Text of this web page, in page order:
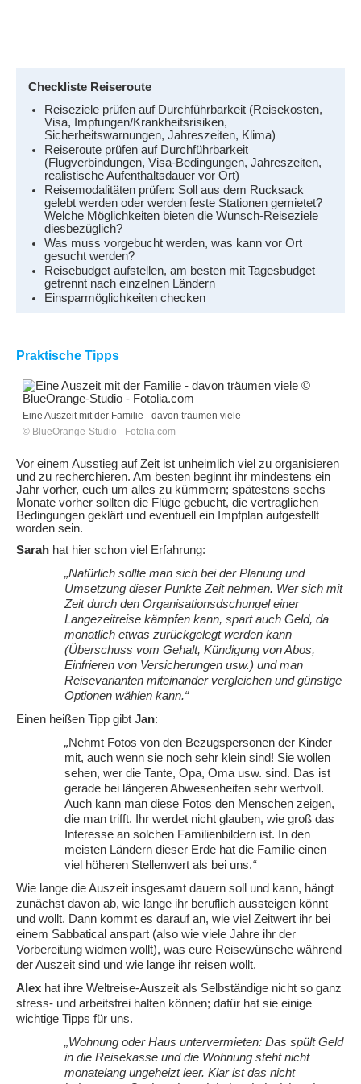
Checkliste Reiseroute
Reiseziele prüfen auf Durchführbarkeit (Reisekosten,
Visa, Impfungen/Krankheitsrisiken,
Sicherheitswarnungen, Jahreszeiten, Klima)
Reiseroute prüfen auf Durchführbarkeit
(Flugverbindungen, Visa-Bedingungen, Jahreszeiten,
realistische Aufenthaltsdauer vor Ort)
Reisemodalitäten prüfen: Soll aus dem Rucksack
gelebt werden oder werden feste Stationen gemietet?
Welche Möglichkeiten bieten die Wunsch-Reiseziele
diesbezüglich?
Was muss vorgebucht werden, was kann vor Ort
gesucht werden?
Reisebudget aufstellen, am besten mit Tagesbudget
getrennt nach einzelnen Ländern
Einsparmöglichkeiten checken
Praktische Tipps
Eine Auszeit mit der Familie - davon träumen viele
© BlueOrange-Studio - Fotolia.com
Vor einem Ausstieg auf Zeit ist unheimlich viel zu organisieren
und zu recherchieren. Am besten beginnt ihr mindestens ein
Jahr vorher, euch um alles zu kümmern; spätestens sechs
Monate vorher sollten die Flüge gebucht, die vertraglichen
Bedingungen geklärt und eventuell ein Impfplan aufgestellt
worden sein.
Sarah hat hier schon viel Erfahrung:
„Natürlich sollte man sich bei der Planung und
Umsetzung dieser Punkte Zeit nehmen. Wer sich mit
Zeit durch den Organisationsdschungel einer
Langezeitreise kämpfen kann, spart auch Geld, da
monatlich etwas zurückgelegt werden kann
(Überschuss vom Gehalt, Kündigung von Abos,
Einfrieren von Versicherungen usw.) und man
Reisevarianten miteinander vergleichen und günstige
Optionen wählen kann.“
Einen heißen Tipp gibt Jan:
„Nehmt Fotos von den Bezugspersonen der Kinder
mit, auch wenn sie noch sehr klein sind! Sie wollen
sehen, wer die Tante, Opa, Oma usw. sind. Das ist
gerade bei längeren Abwesenheiten sehr wertvoll.
Auch kann man diese Fotos den Menschen zeigen,
die man trifft. Ihr werdet nicht glauben, wie groß das
Interesse an solchen Familienbildern ist. In den
meisten Ländern dieser Erde hat die Familie einen
viel höheren Stellenwert als bei uns.“
Wie lange die Auszeit insgesamt dauern soll und kann, hängt
zunächst davon ab, wie lange ihr beruflich aussteigen könnt
und wollt. Dann kommt es darauf an, wie viel Zeitwert ihr bei
einem Sabbatical anspart (also wie viele Jahre ihr der
Vorbereitung widmen wollt), was eure Reisewünsche während
der Auszeit sind und wie lange ihr reisen wollt.
Alex hat ihre Weltreise-Auszeit als Selbständige nicht so ganz
stress- und arbeitsfrei halten können; dafür hat sie einige
wichtige Tipps für uns.
„Wohnung oder Haus untervermieten: Das spült Geld
in die Reisekasse und die Wohnung steht nicht
monatelang ungeheizt leer. Klar ist das nicht